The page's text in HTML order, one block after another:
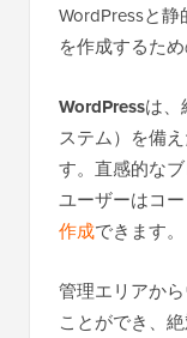
WordPressと
を作成するた
WordPressは、
ステム）を備
す。直感的な
ユーザーはコ
作成できます。
管理エリアか
ことができ、